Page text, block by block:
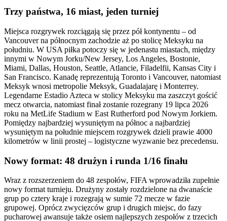
Trzy państwa, 16 miast, jeden turniej
Miejsca rozgrywek rozciągają się przez pół kontynentu – od
Vancouver na północnym zachodzie aż po stolicę Meksyku na
południu. W USA piłka potoczy się w jedenastu miastach, między
innymi w Nowym Jorku/New Jersey, Los Angeles, Bostonie,
Miami, Dallas, Houston, Seattle, Atlancie, Filadelfii, Kansas City i
San Francisco. Kanadę reprezentują Toronto i Vancouver, natomiast
Meksyk wnosi metropolie Meksyk, Guadalajarę i Monterrey.
Legendarne Estadio Azteca w stolicy Meksyku ma zaszczyt gościć
mecz otwarcia, natomiast finał zostanie rozegrany 19 lipca 2026
roku na MetLife Stadium w East Rutherford pod Nowym Jorkiem.
Pomiędzy najbardziej wysuniętym na północ a najbardziej
wysuniętym na południe miejscem rozgrywek dzieli prawie 4000
kilometrów w linii prostej – logistyczne wyzwanie bez precedensu.
Nowy format: 48 drużyn i runda 1/16 finału
Wraz z rozszerzeniem do 48 zespołów, FIFA wprowadziła zupełnie
nowy format turnieju. Drużyny zostały rozdzielone na dwanaście
grup po cztery kraje i rozegrają w sumie 72 mecze w fazie
grupowej. Oprócz zwycięzców grup i drugich miejsc, do fazy
pucharowej awansuje także osiem najlepszych zespołów z trzecich